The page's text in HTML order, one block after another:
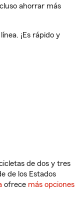
ahorrar más
¡Es rápido y
de dos y tres
de los Estados
ofrece más opciones